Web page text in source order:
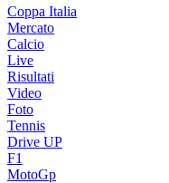
Coppa Italia
Mercato
Calcio
Live
Risultati
Video
Foto
Tennis
Drive UP
F1
MotoGp